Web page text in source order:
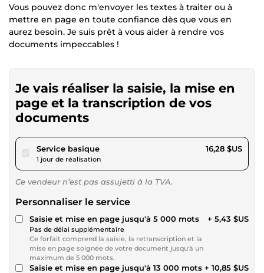
Vous pouvez donc m'envoyer les textes à traiter ou à
mettre en page en toute confiance dès que vous en
aurez besoin. Je suis prêt à vous aider à rendre vos
documents impeccables !
Je vais réaliser la saisie, la mise en
page et la transcription de vos
documents
Service basiquepour 15,00 $US
1 jour de réalisation
16,28 $US
Ce vendeur n’est pas assujetti à la TVA.
Personnaliser le service
Saisie et mise en page jusqu'à 5 000 mots
Pas de délai supplémentaire
Ce forfait comprend la saisie, la retranscription et la
mise en page soignée de votre document jusqu'à un
maximum de 5 000 mots.
+ 5,43 $US
Saisie et mise en page jusqu'à 13 000 mots + 10,85 $US